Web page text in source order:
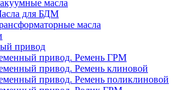
масла
для БДМ
масла
привод
привод. Ремень ГРМ
привод. Ремень клиновой
привод. Ремень поликлиновой